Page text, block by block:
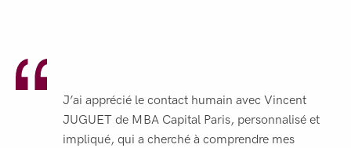
J’ai apprécié le contact humain avec Vincent
JUGUET de MBA Capital Paris, personnalisé et
impliqué, qui a cherché à comprendre mes